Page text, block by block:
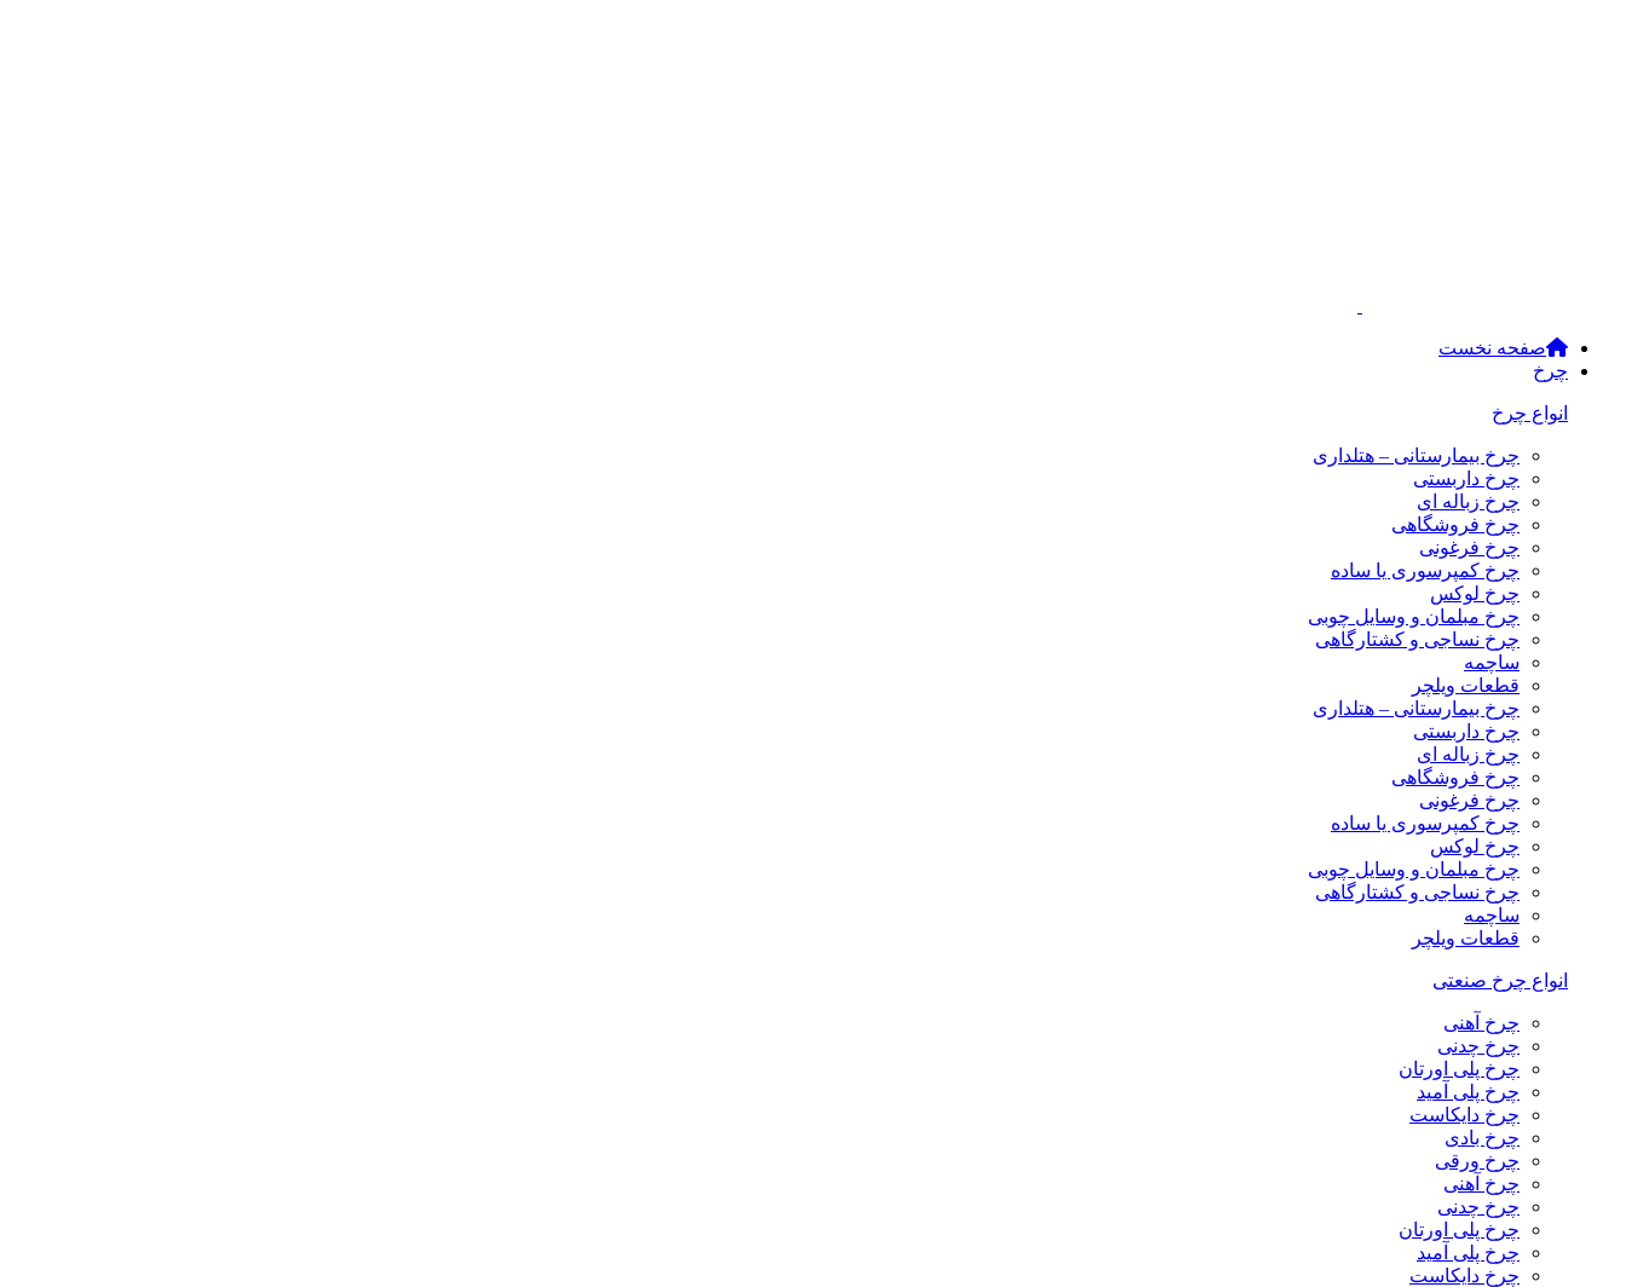
صفحه نخست
چرخ
انواع چرخ
چرخ بیمارستانی – هتلداری
چرخ داربستی
چرخ زباله ای
چرخ فروشگاهی
چرخ فرغونی
چرخ کمپرسوری یا ساده
چرخ لوکس
چرخ مبلمان و وسایل چوبی
چرخ نساجی و کشتارگاهی
ساچمه
قطعات ویلچر
چرخ بیمارستانی – هتلداری
چرخ داربستی
چرخ زباله ای
چرخ فروشگاهی
چرخ فرغونی
چرخ کمپرسوری یا ساده
چرخ لوکس
چرخ مبلمان و وسایل چوبی
چرخ نساجی و کشتارگاهی
ساچمه
قطعات ویلچر
انواع چرخ صنعتی
چرخ آهنی
چرخ چدنی
چرخ پلی اورتان
چرخ پلی آمید
چرخ دایکاست
چرخ بادی
چرخ ورقی
چرخ آهنی
چرخ چدنی
چرخ پلی اورتان
چرخ پلی آمید
چرخ دایکاست